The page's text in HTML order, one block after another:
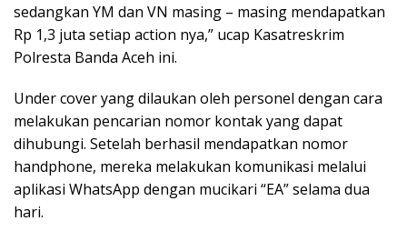
sedangkan YM dan VN masing – masing mendapatkan
Rp 1,3 juta setiap action nya,” ucap Kasatreskrim
Polresta Banda Aceh ini.
Under cover yang dilaukan oleh personel dengan cara
melakukan pencarian nomor kontak yang dapat
dihubungi. Setelah berhasil mendapatkan nomor
handphone, mereka melakukan komunikasi melalui
aplikasi WhatsApp dengan mucikari “EA” selama dua
hari.